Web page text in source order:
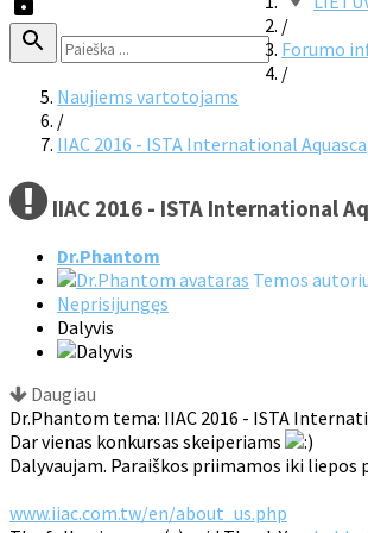
/
Forumo
/
Naujiems vartotojams
/
IIAC 2016 - ISTA International
IIAC 2016 - ISTA International
Dr.Phantom
Temos
Neprisijungęs
Dalyvis
Daugiau
Dr.Phantom tema: IIAC 2016 - ISTA
Dar vienas konkursas skeiperiams
Dalyvaujam. Paraiškos priimamos iki liepos
www.iiac.com.tw/en/about_us.php